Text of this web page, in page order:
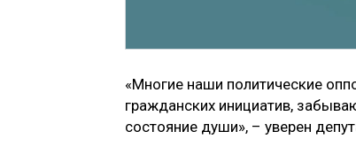
«Многие наши политические
гражданских инициатив,
состояние души», – уверен